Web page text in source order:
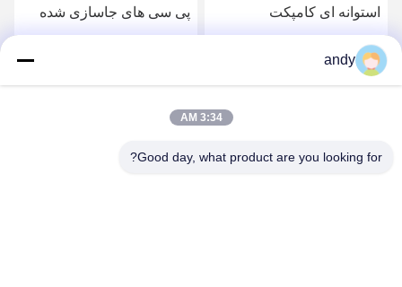
استوانه ای کامپکت
RK3399pro
بهترین قیمت رو بدست بیار
پی سی های جاسازی شده
Box RK3568 Fanless
بهترین قیمت رو بدست بیار andy
3:34 AM
Good day, what product are you looking for?